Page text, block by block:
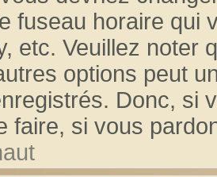
fuseau horaire qui
etc. Veuillez noter
options peut
Donc, si
faire, si vous